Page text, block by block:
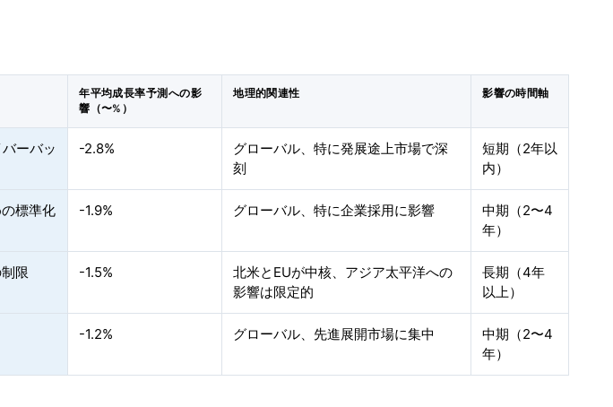
年平均成長率予測への影
響（〜%）
地理的関連性 影響の時間軸
ーバッ
-2.8%
グローバル、特に発展途上市場で深
刻
短期（2年以
内）
標準化
-1.9% グローバル、特に企業採用に影響
中期（2〜4
年）
限 -1.5%
北米とEUが中核、アジア太平洋への
影響は限定的
長期（4年
以上）
-1.2% グローバル、先進展開市場に集中
中期（2〜4
年）